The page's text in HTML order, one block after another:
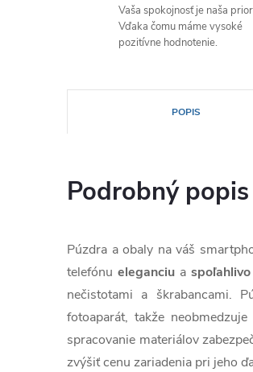
Vaša spokojnosť je naša
Vďaka čomu máme vysoké
pozitívne hodnotenie.
POPIS
Podrobný popis
Púzdra a obaly na váš
telefónu eleganciu a spoľahlivo
nečistotami a škrabancami.
fotoaparát, takže
spracovanie materiálov
zvýšiť cenu zariadenia pri jeho